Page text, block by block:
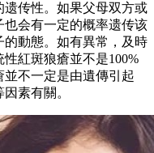
传性。如果父母双方或
会有一定的概率遗传该
動態。如有異常，及時
紅斑狼瘡並不是100%
不一定是由遺傳引起
素有關。